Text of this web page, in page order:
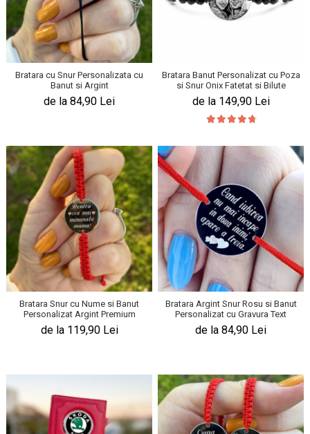
Bratara cu Snur Personalizata cu
Banut si Argint
de la 84,90 Lei
Bratara Banut Personalizat cu Poza
si Snur Onix Fatetat si Bilute
de la 149,90 Lei
Bratara Snur cu Nume si Banut
Personalizat Argint Premium
de la 119,90 Lei
Bratara Argint Snur Rosu si Banut
Personalizat cu Gravura Text
de la 84,90 Lei